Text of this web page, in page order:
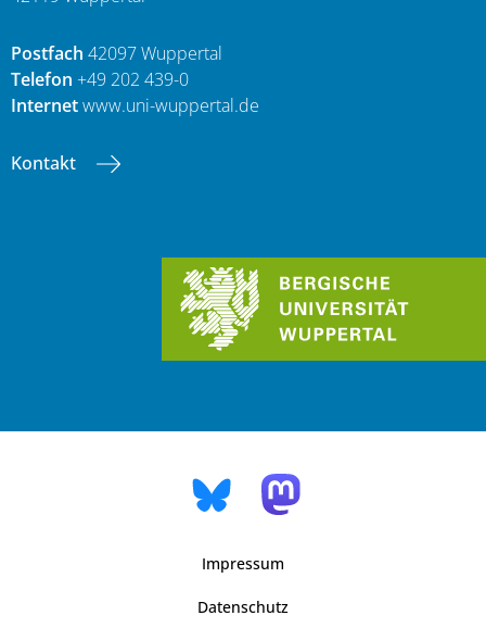
Postfach 42097 Wuppertal
Telefon +49 202 439-0
Internetwww.uni-wuppertal.de
Kontakt
Impressum
Datenschutz